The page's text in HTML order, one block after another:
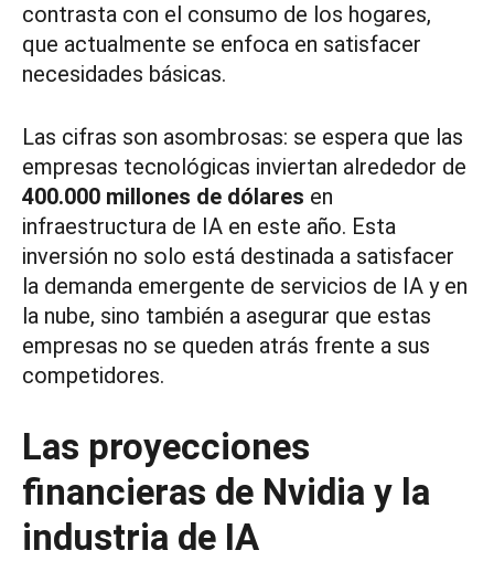
contrasta con el consumo de los hogares,
que actualmente se enfoca en satisfacer
necesidades básicas.
Las cifras son asombrosas: se espera que las
empresas tecnológicas inviertan alrededor de
400.000 millones de dólares en
infraestructura de IA en este año. Esta
inversión no solo está destinada a satisfacer
la demanda emergente de servicios de IA y en
la nube, sino también a asegurar que estas
empresas no se queden atrás frente a sus
competidores.
Las proyecciones
financieras de Nvidia y la
industria de IA